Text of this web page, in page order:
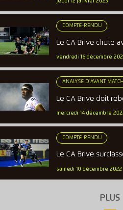
jeudi 12 janvier 2023
COMPTE-RENDU
Le CA Brive chute
vendredi 16 décembre
ANALYSE D'AVANT MATCH
Le CA Brive doit
mercredi 14 décembre
COMPTE-RENDU
Le CA Brive
samedi 10 décembre 2022
PLUS